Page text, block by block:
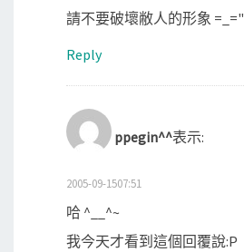
請不要破壞敝人的形象 =_="
Reply
ppegin^^表示:
2005-09-1507:51
哈 ^__^~
我今天才看到這個回覆說:P